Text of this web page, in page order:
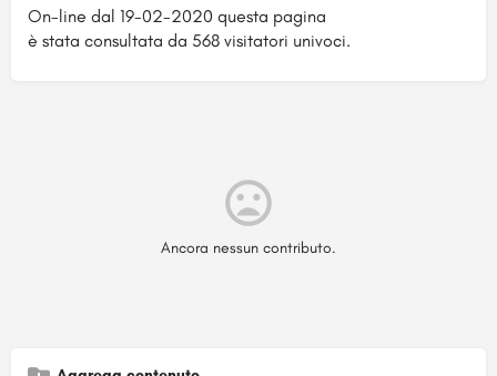
On-line dal 19-02-2020 questa pagina
è stata consultata da 568 visitatori univoci.
Ancora nessun contributo.